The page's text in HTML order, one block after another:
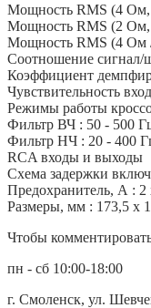
Мощность RMS (4
Мощность RMS (2
Мощность RMS (4 Ом
Соотношение сигнал/
Коэффициент
Чувствительность
Режимы работы
Фильтр ВЧ : 50 - 500
Фильтр НЧ : 20 - 400
RCA входы и выходы
Схема задержки
Предохранитель, А : 2
Размеры, мм : 173,5 x
Чтобы
пн - сб 10:00-18:00
г. Смоленск, ул.